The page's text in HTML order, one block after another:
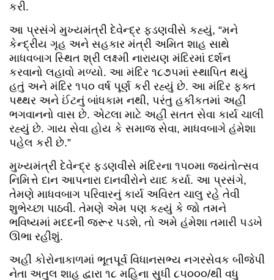
કરી.
આ પ્રસંગે મુખ્યમંત્રી દેવેન્દ્ર ફડણવીસે કહ્યું, “મને
કેન્દ્રીય ગૃહ અને સહકાર મંત્રી અમિત શાહ સાથે
માધવબાગ સ્થિત શ્રી લક્ષ્મી નારાયણ મંદિરમાં દર્શન
કરવાનો લહાવો મળ્યો. આ મંદિર ૧૮૭૫માં સ્થાપિત થયું
હતું અને મંદિર ૧૫૦ વર્ષ પૂર્ણ કરી રહ્યું છે. આ મંદિર ફક્ત
પથ્થર અને ઈંટનું બાંધકામ નથી, પરંતુ હકીકતમાં અહીં
ભગવાનનો વાસ છે. એટલા માટે અહીં સતત સેવા કાર્ય ચાલી
રહ્યું છે. ગાય સેવા હોય કે સમાજ સેવા, માધવબાગે હંમેશા
પહેલ કરી છે.”
મુખ્યમંત્રી દેવેન્દ્ર ફડણવીસે મંદિરના ૧૫૦મા જયંતોત્સવ
નિમિત્તે દાન આપનારા દાનવીરોને યાદ કર્યા. આ પ્રસંગે,
તેમણે માધવબાગ પરિવારનું કાર્ય અવિરત ચાલુ રહે તેવી
શુભેચ્છા પાઠવી. તેમણે એમ પણ કહ્યું કે જો તમને
ભવિષ્યમાં મદદની જરૂર પડશે, તો અમે હંમેશા તમારી પડખે
ઊભા રહીશું.
અહીં કોરોનાકાળમાં ભૂતપૂર્વ વિધાનસભ્ય નગરસેવક બીજેપી
નેતા અતુલ શાહ દ્વારા ૧૮ મહિના સુધી ૮૫૦૦૦/થી વધુ